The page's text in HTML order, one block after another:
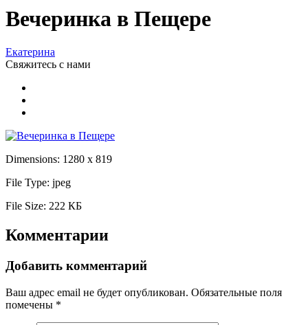
Вечеринка в Пещере
Екатерина
Свяжитесь с нами
Dimensions: 1280 x 819
File Type: jpeg
File Size: 222 КБ
Комментарии
Добавить комментарий
Ваш адрес email не будет опубликован. Обязательные поля
помечены *